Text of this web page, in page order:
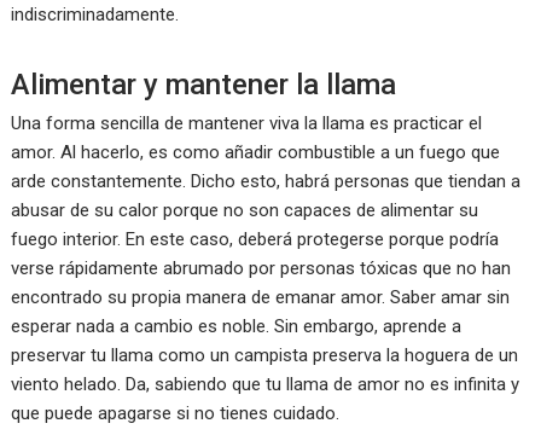
indiscriminadamente.
Alimentar y mantener la llama
Una forma sencilla de mantener viva la llama es practicar el
amor. Al hacerlo, es como añadir combustible a un fuego que
arde constantemente. Dicho esto, habrá personas que tiendan a
abusar de su calor porque no son capaces de alimentar su
fuego interior. En este caso, deberá protegerse porque podría
verse rápidamente abrumado por personas tóxicas que no han
encontrado su propia manera de emanar amor. Saber amar sin
esperar nada a cambio es noble. Sin embargo, aprende a
preservar tu llama como un campista preserva la hoguera de un
viento helado. Da, sabiendo que tu llama de amor no es infinita y
que puede apagarse si no tienes cuidado.